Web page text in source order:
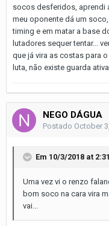
socos desferidos, aprendi
meu oponente dá um
timing e em matar a base
lutadores sequer tentar...
que já vira as costas para
luta, não existe guarda
NEGO DÁGUA
Postado October
Em 10/3/2018 at
Uma vez vi o renzo
bom soco na cara vira
vai...